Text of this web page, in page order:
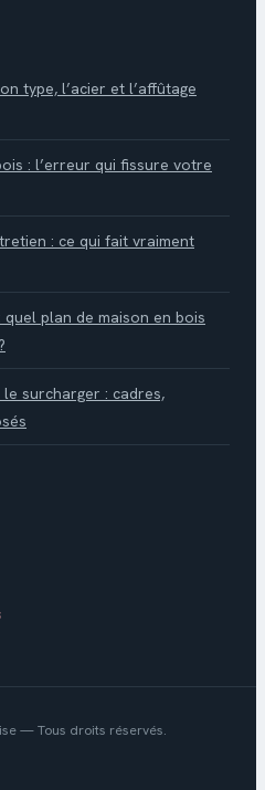
type, l’acier et l’affûtage
: l’erreur qui fissure votre
: ce qui fait vraiment
plan de maison en bois
surcharger : cadres,
— Tous droits réservés.